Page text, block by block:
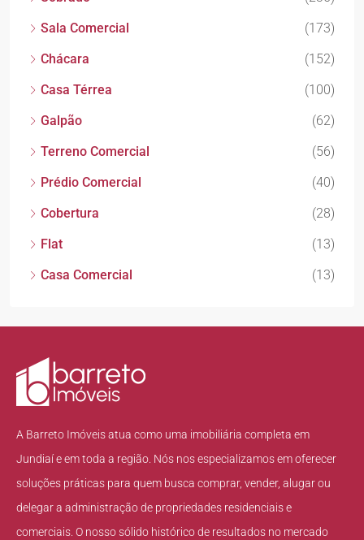
Sala Comercial
(173)
Chácara
(152)
Casa Térrea
(100)
Galpão
(62)
Terreno Comercial
(56)
Prédio Comercial
(40)
Cobertura
(28)
Flat
(13)
Casa Comercial
(13)
A Barreto Imóveis atua como uma imobiliária completa em
Jundiaí e em toda a região. Nós nos especializamos em oferecer
soluções práticas para quem busca comprar, vender, alugar ou
delegar a administração de propriedades residenciais e
comerciais. O nosso sólido histórico de resultados no mercado